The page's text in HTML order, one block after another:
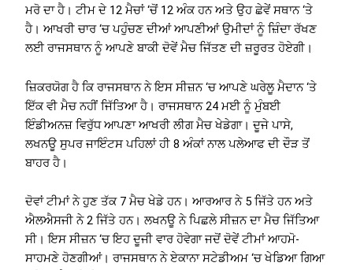
ਮਰੋ ਦਾ ਹੈ। ਟੀਮ ਦੇ 12 ਮੈਚਾਂ ‘ਚੋਂ 12 ਅੰਕ ਹਨ ਅਤੇ ਉਹ ਛੇਵੇਂ ਸਥਾਨ ‘ਤੇ
ਹੈ। ਆਖਰੀ ਚਾਰ ‘ਚ ਪਹੁੰਚਣ ਦੀਆਂ ਆਪਣੀਆਂ ਉਮੀਦਾਂ ਨੂੰ ਜ਼ਿੰਦਾ ਰੱਖਣ
ਲਈ ਰਾਜਸਥਾਨ ਨੂੰ ਆਪਣੇ ਬਾਕੀ ਦੋਵੇਂ ਮੈਚ ਜਿੱਤਣ ਦੀ ਜ਼ਰੂਰਤ ਹੋਏਗੀ।
ਜ਼ਿਕਰਯੋਗ ਹੈ ਕਿ ਰਾਜਸਥਾਨ ਨੇ ਇਸ ਸੀਜ਼ਨ ‘ਚ ਆਪਣੇ ਘਰੇਲੂ ਮੈਦਾਨ ‘ਤੇ
ਇੱਕ ਵੀ ਮੈਚ ਨਹੀਂ ਜਿੱਤਿਆ ਹੈ। ਰਾਜਸਥਾਨ 24 ਮਈ ਨੂੰ ਮੁੰਬਈ
ਇੰਡੀਅਨਜ਼ ਵਿਰੁੱਧ ਆਪਣਾ ਆਖਰੀ ਲੀਗ ਮੈਚ ਖੇਡੇਗਾ। ਦੂਜੇ ਪਾਸੇ,
ਲਖਨਊ ਸੁਪਰ ਜਾਇੰਟਸ ਪਹਿਲਾਂ ਹੀ 8 ਅੰਕਾਂ ਨਾਲ ਪਲੇਆਫ ਦੀ ਦੌੜ ਤੋਂ
ਬਾਹਰ ਹੈ।
ਦੋਵਾਂ ਟੀਮਾਂ ਨੇ ਹੁਣ ਤੱਕ 7 ਮੈਚ ਖੇਡੇ ਹਨ। ਆਰਆਰ ਨੇ 5 ਜਿੱਤੇ ਹਨ ਅਤੇ
ਐਲਐਸਜੀ ਨੇ 2 ਜਿੱਤੇ ਹਨ। ਲਖਨਊ ਨੇ ਪਿਛਲੇ ਸੀਜ਼ਨ ਦਾ ਮੈਚ ਜਿੱਤਿਆ
ਸੀ। ਇਸ ਸੀਜ਼ਨ ‘ਚ ਇਹ ਦੂਜੀ ਵਾਰ ਹੋਵੇਗਾ ਜਦੋਂ ਦੋਵੇਂ ਟੀਮਾਂ ਆਹਮੋ-
ਸਾਹਮਣੇ ਹੋਣਗੀਆਂ। ਰਾਜਸਥਾਨ ਨੇ ਏਕਾਨਾ ਸਟੇਡੀਅਮ ‘ਚ ਖੇਡਿਆ ਗਿਆ